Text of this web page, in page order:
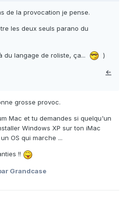
de la provocation je pense.
les deux seuls parano du
du langage de roliste, ça... )
←
grosse provoc.
Mac et tu demandes si quelqu'un
Windows XP sur ton iMac
OS qui marche ...
!!
Grandcase